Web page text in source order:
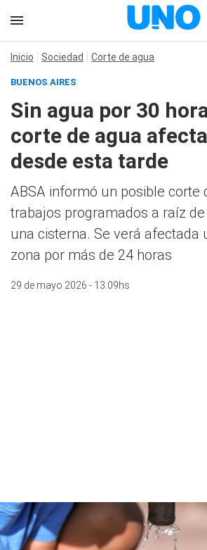
Inicio Sociedad Corte de agua
BUENOS AIRES
Sin agua por 30
corte de agua
desde esta tarde
ABSA informó un posible corte
trabajos programados a raíz
una cisterna. Se verá afectada
zona por más de 24 horas
29 de mayo 2026 - 13:09hs